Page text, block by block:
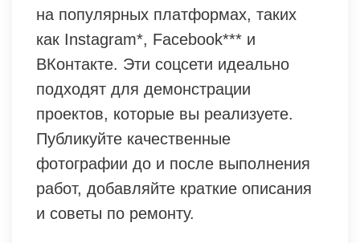
на популярных платформах, таких
как Instagram*, Facebook*** и
ВКонтакте. Эти соцсети идеально
подходят для демонстрации
проектов, которые вы реализуете.
Публикуйте качественные
фотографии до и после выполнения
работ, добавляйте краткие описания
и советы по ремонту.